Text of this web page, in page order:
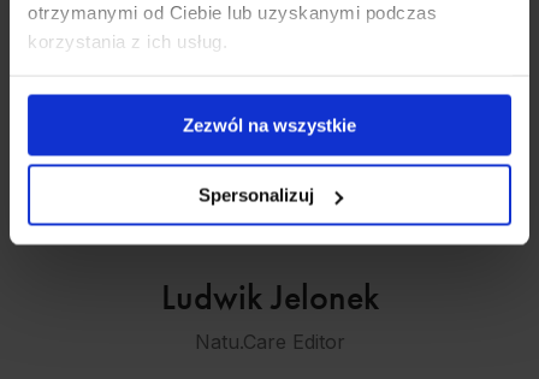
otrzymanymi od Ciebie lub uzyskanymi podczas
korzystania z ich usług.
Zezwól na wszystkie
Spersonalizuj
Ludwik Jelonek
Natu.Care Editor